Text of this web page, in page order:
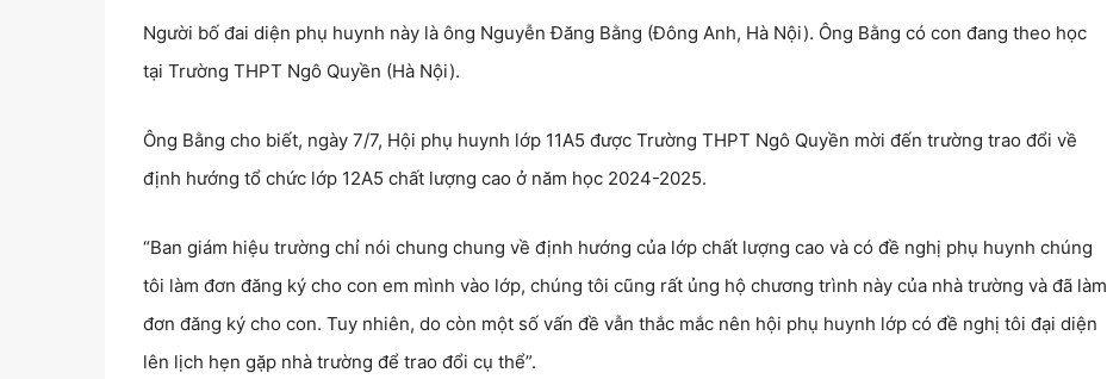
Người bố đai diện phụ huynh này là ông Nguyễn Đăng Bằng (Đông Anh, Hà Nội). Ông Bằng có con đang theo học
tại Trường THPT Ngô Quyền (Hà Nội).
Ông Bằng cho biết, ngày 7/7, Hội phụ huynh lớp 11A5 được Trường THPT Ngô Quyền mời đến trường trao đổi về
định hướng tổ chức lớp 12A5 chất lượng cao ở năm học 2024-2025.
“Ban giám hiệu trường chỉ nói chung chung về định hướng của lớp chất lượng cao và có đề nghị phụ huynh chúng
tôi làm đơn đăng ký cho con em mình vào lớp, chúng tôi cũng rất ủng hộ chương trình này của nhà trường và đã làm
đơn đăng ký cho con. Tuy nhiên, do còn một số vấn đề vẫn thắc mắc nên hội phụ huynh lớp có đề nghị tôi đại diện
lên lịch hẹn gặp nhà trường để trao đổi cụ thể”.